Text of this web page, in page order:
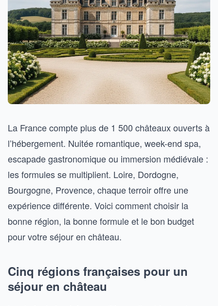
La France compte plus de 1 500 châteaux ouverts à
l’hébergement. Nuitée romantique, week-end spa,
escapade gastronomique ou immersion médiévale :
les formules se multiplient. Loire, Dordogne,
Bourgogne, Provence, chaque terroir offre une
expérience différente. Voici comment choisir la
bonne région, la bonne formule et le bon budget
pour votre séjour en château.
Cinq régions françaises pour un
séjour en château